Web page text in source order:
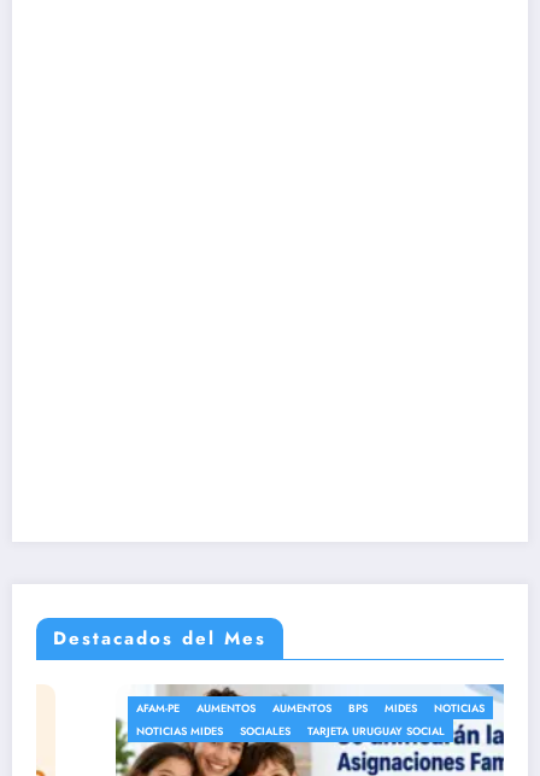
Destacados del Mes
AUMENTOS AUMENTOS BPS MIDES
NOTICIAS
NOTICIAS MIDES
SOCIALES TARJETA URUGUAY SOCIAL